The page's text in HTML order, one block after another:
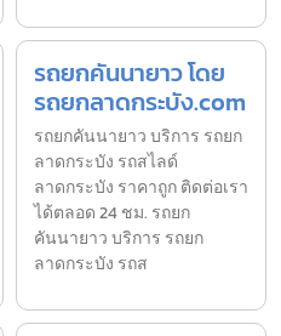
รถยกคันนายาว โดย
รถยกลาดกระบัง.com
รถยกคันนายาว บริการ รถยก
ลาดกระบัง รถสไลด์
ลาดกระบัง ราคาถูก ติดต่อเรา
ได้ตลอด 24 ชม. รถยก
คันนายาว บริการ รถยก
ลาดกระบัง รถส